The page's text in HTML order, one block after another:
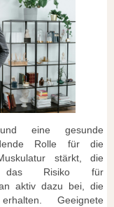
eine gesunde
Rolle für die
stärkt, die
das Risiko für
aktiv dazu bei, die
Geeignete